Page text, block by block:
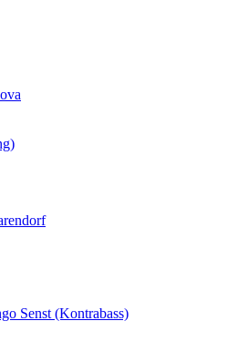
Senst (Kontrabass)